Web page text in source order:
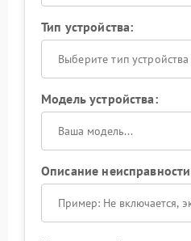
Тип устройства:
Выберите тип устройства
Модель устройства:
Описание